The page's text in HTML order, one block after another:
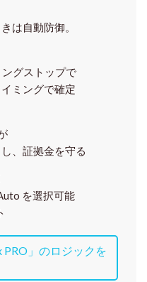
は自動防御。
グストップで
ミングで確定
、証拠金を守る
を選択可能
PRO」のロジックを